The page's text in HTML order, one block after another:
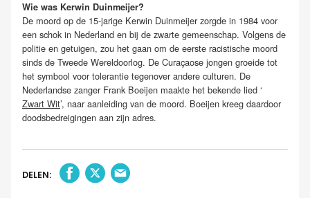
Wie was Kerwin Duinmeijer?
De moord op de 15-jarige Kerwin Duinmeijer zorgde in 1984 voor
een schok in Nederland en bij de zwarte gemeenschap. Volgens de
politie en getuigen, zou het gaan om de eerste racistische moord
sinds de Tweede Wereldoorlog. De Curaçaose jongen groeide tot
het symbool voor tolerantie tegenover andere culturen. De
Nederlandse zanger Frank Boeijen maakte het bekende lied ‘
Zwart Wit’, naar aanleiding van de moord. Boeijen kreeg daardoor
doodsbedreigingen aan zijn adres.
DELEN: